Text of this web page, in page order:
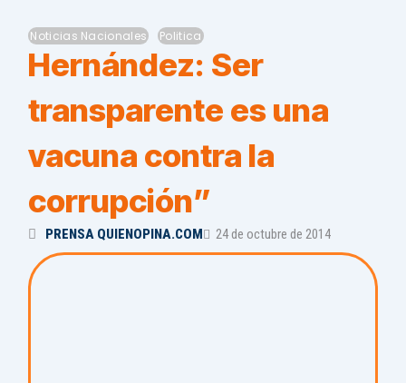
Noticias Nacionales Politica
Hernández: Ser
transparente es una
vacuna contra la
corrupción”
PRENSA QUIENOPINA.COM 24 de octubre de 2014